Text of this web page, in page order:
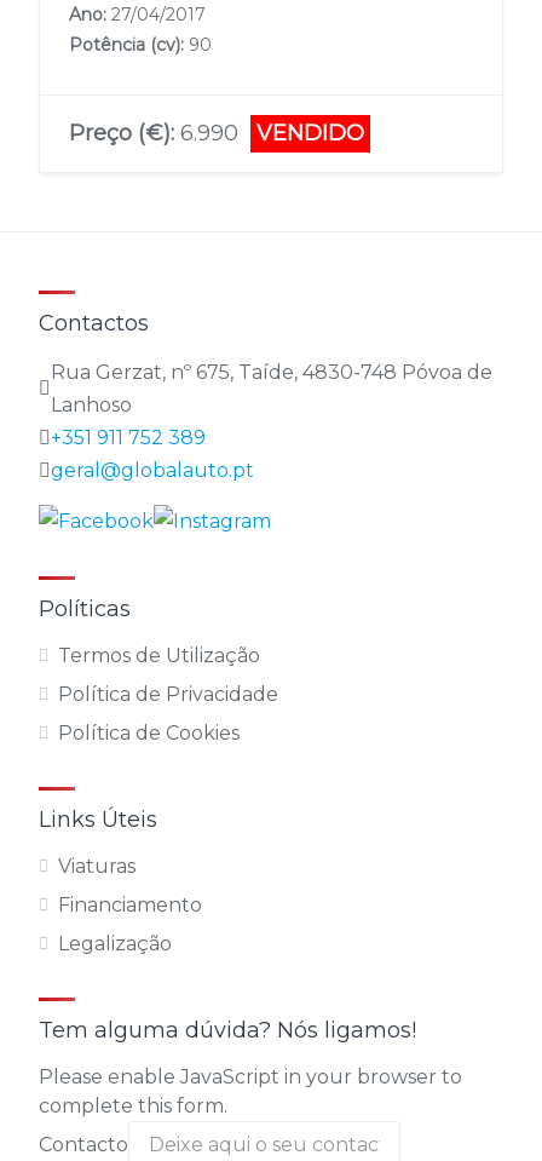
Ano: 27/04/2017
Potência (cv): 90
Preço (€): 6.990 VENDIDO
Contactos
Rua Gerzat, nº 675, Taíde, 4830-748 Póvoa de
Lanhoso
+351 911 752 389
geral@globalauto.pt
Políticas
Termos de Utilização
Política de Privacidade
Política de Cookies
Links Úteis
Viaturas
Financiamento
Legalização
Tem alguma dúvida? Nós ligamos!
Please enable JavaScript in your browser to
complete this form.
Contacto
Contacto